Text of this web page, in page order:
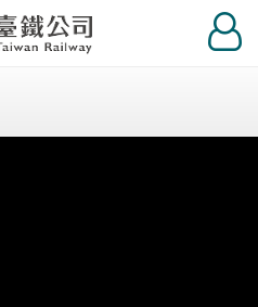
登
入